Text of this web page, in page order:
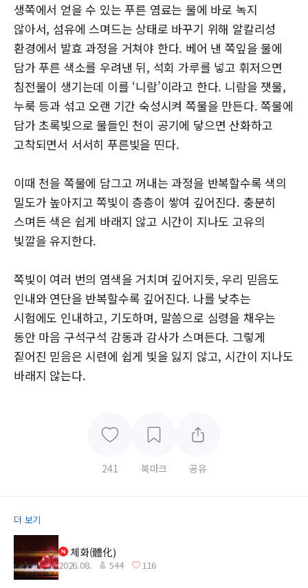
생쪽에서 얻을 수 있는 푸른 염료는 물에 바로 녹지
않아서, 섬유에 스며드는 상태로 바꾸기 위해 알칼리성
환경에서 발효 과정을 거쳐야 한다. 베어 낸 쪽잎을 물에
담가 푸른 색소를 우려낸 뒤, 석회 가루를 넣고 휘저으면
침전물이 생기는데 이를 ‘니람’이라고 한다. 니람을 잿물,
누룩 등과 섞고 오랜 기간 숙성시켜 쪽물을 만든다. 쪽물에
담가 초록빛으로 물들인 천이 공기에 닿으면 산화하고
고착되면서 서서히 푸른빛을 띤다.
이때 천을 쪽물에 담그고 꺼내는 과정을 반복할수록 색의
밀도가 높아지고 쪽빛이 층층이 쌓여 깊어진다. 충분히
스며든 색은 쉽게 바래지 않고 시간이 지나도 고유의
빛깔을 유지한다.
쪽빛이 여러 번의 염색을 거치며 깊어지듯, 우리 믿음도
인내와 연단을 반복할수록 깊어진다. 나를 낮추는
시험에도 인내하고, 기도하며, 말씀으로 심령을 채우는
동안 마음 구석구석 감동과 감사가 스며든다. 그렇게
짙어진 믿음은 시련에 쉽게 빛을 잃지 않고, 시간이 지나도
바래지 않는다.
241 북마크 공유
더 보기
체화(體化)
2026.08. 544 116